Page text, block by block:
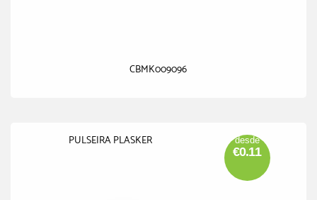
CBMK009096
PULSEIRA PLASKER desde
€0.11